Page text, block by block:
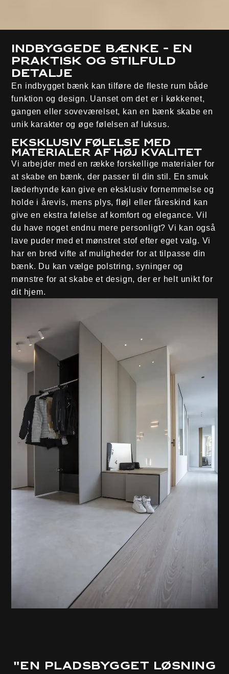
Indbyggede bænke - en
praktisk og stilfuld
detalje
En indbygget bænk kan tilføre de fleste rum både
funktion og design. Uanset om det er i køkkenet,
gangen eller soveværelset, kan en bænk skabe en
unik karakter og øge følelsen af luksus.
Eksklusiv følelse med
materialer af høj kvalitet
Vi arbejder med en række forskellige materialer for
at skabe en bænk, der passer til din stil. En smuk
læderhynde kan give en eksklusiv fornemmelse og
holde i årevis, mens plys, fløjl eller fåreskind kan
give en ekstra følelse af komfort og elegance. Vil
du have noget endnu mere personligt? Vi kan også
lave puder med et mønstret stof efter eget valg. Vi
har en bred vifte af muligheder for at tilpasse din
bænk. Du kan vælge polstring, syninger og
mønstre for at skabe et design, der er helt unikt for
dit hjem.
"En pladsbygget løsning